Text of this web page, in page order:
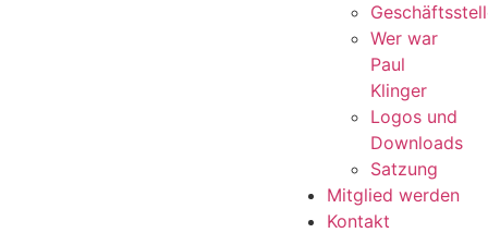
Wer war
Paul
Klinger
Logos und
Downloads
Satzung
Mitglied werden
Kontakt